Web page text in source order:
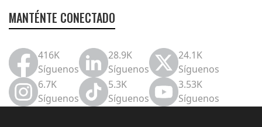
MANTÉNTE CONECTADO
416K
Síguenos
28.9K
Síguenos
24.1K
Síguenos
6.7K
Síguenos
5.3K
Síguenos
3.53K
Síguenos